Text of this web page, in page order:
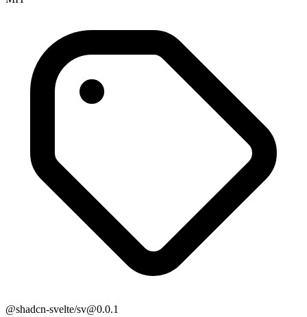
@shadcn-svelte/sv@0.0.1